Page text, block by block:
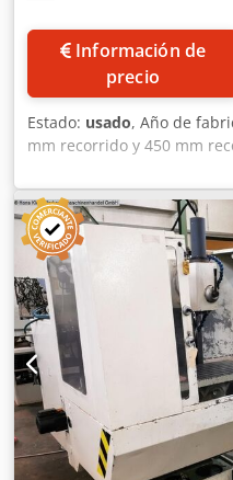
Información de
precio
Estado: usado, Año de
mm recorrido y 450 mm
PHILIPS CNC 432
440 mm Soporte de husillo
20 - 5000 rpm Velocidades
Avance rápido 6 m/min
de herramientas: Almacén
Hqsfx Ad Njrf Diámetro de
libres máx. 130 mm
carga 100 mm Longitud de
Peso de la herramienta
15 kVA Peso de la
Accesorios: cabezal
herramienta y caña
univ. (manual), electrón.
refrigeración